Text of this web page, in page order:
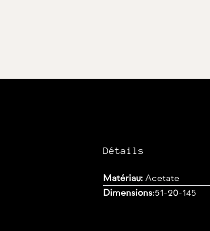
Détails
Matériau: Acetate
Dimensions:51-20-145